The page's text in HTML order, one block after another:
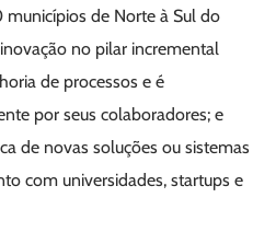
de Norte à Sul do
no pilar incremental
de processos e é
por seus colaboradores; e
de novas soluções ou sistemas
com universidades, startups e